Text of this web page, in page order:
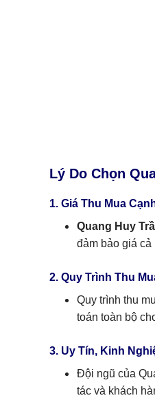
Lý Do Chọn
1. Giá Thu Mua
Quang Huy
đảm bảo giá
2. Quy Trình Thu
Quy trình thu
toán toàn bộ
3. Uy Tín, Kinh
Đội ngũ của
tác và khách